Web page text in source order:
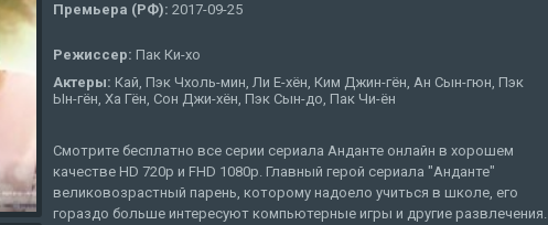
Премьера (РФ): 2017-09-25
Режиссер: Пак Ки-хо
Актеры: Кай, Пэк Чхоль-мин, Ли Е-хён, Ким Джин-гён, Ан Сын-гюн, Пэк
Ын-гён, Ха Гён, Сон Джи-хён, Пэк Сын-до, Пак Чи-ён
Смотрите бесплатно все серии сериала Анданте онлайн в хорошем
качестве HD 720p и FHD 1080p. Главный герой сериала "Анданте"
великовозрастный парень, которому надоело учиться в школе, его
гораздо больше интересуют компьютерные игры и другие развлечения.